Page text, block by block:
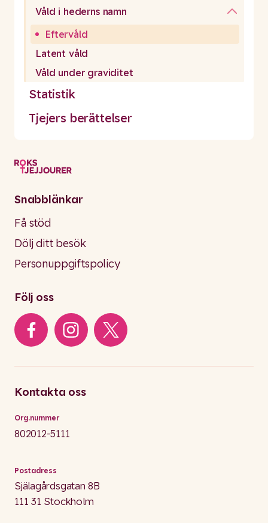
Våld i hederns namn
Eftervåld
Latent våld
Våld under graviditet
Statistik
Tjejers berättelser
Snabblänkar
Få stöd
Dölj ditt besök
Personuppgiftspolicy
Följ oss
Kontakta oss
Org.nummer
802012-5111
Postadress
Själagårdsgatan 8B
111 31 Stockholm